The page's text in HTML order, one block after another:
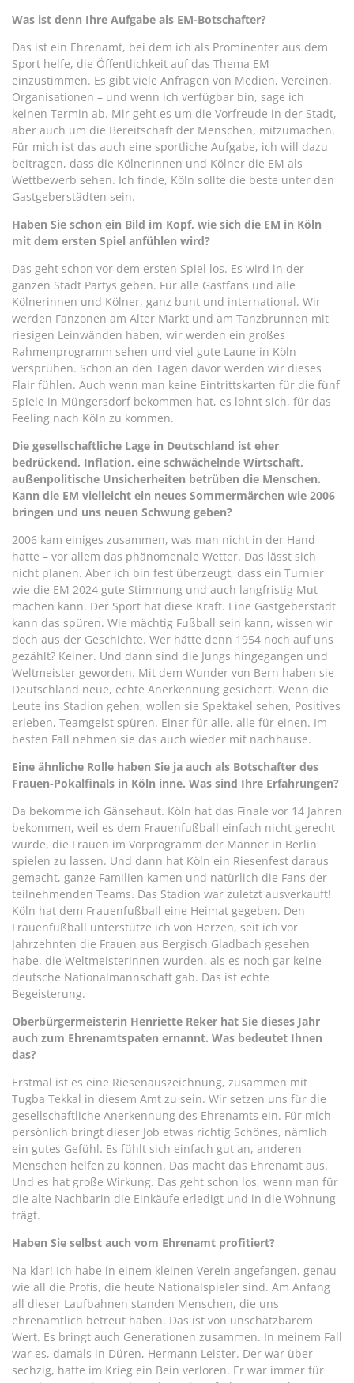
Was ist denn Ihre Aufgabe als EM-Botschafter?
Das ist ein Ehrenamt, bei dem ich als Prominenter aus dem
Sport helfe, die Öffentlichkeit auf das Thema EM
einzustimmen. Es gibt viele Anfragen von Medien, Vereinen,
Organisationen – und wenn ich verfügbar bin, sage ich
keinen Termin ab. Mir geht es um die Vorfreude in der Stadt,
aber auch um die Bereitschaft der Menschen, mitzumachen.
Für mich ist das auch eine sportliche Aufgabe, ich will dazu
beitragen, dass die Kölnerinnen und Kölner die EM als
Wettbewerb sehen. Ich finde, Köln sollte die beste unter den
Gastgeberstädten sein.
Haben Sie schon ein Bild im Kopf, wie sich die EM in Köln
mit dem ersten Spiel anfühlen wird?
Das geht schon vor dem ersten Spiel los. Es wird in der
ganzen Stadt Partys geben. Für alle Gastfans und alle
Kölnerinnen und Kölner, ganz bunt und international. Wir
werden Fanzonen am Alter Markt und am Tanzbrunnen mit
riesigen Leinwänden haben, wir werden ein großes
Rahmenprogramm sehen und viel gute Laune in Köln
versprühen. Schon an den Tagen davor werden wir dieses
Flair fühlen. Auch wenn man keine Eintrittskarten für die fünf
Spiele in Müngersdorf bekommen hat, es lohnt sich, für das
Feeling nach Köln zu kommen.
Die gesellschaftliche Lage in Deutschland ist eher
bedrückend, Inflation, eine schwächelnde Wirtschaft,
außenpolitische Unsicherheiten betrüben die Menschen.
Kann die EM vielleicht ein neues Sommermärchen wie 2006
bringen und uns neuen Schwung geben?
2006 kam einiges zusammen, was man nicht in der Hand
hatte – vor allem das phänomenale Wetter. Das lässt sich
nicht planen. Aber ich bin fest überzeugt, dass ein Turnier
wie die EM 2024 gute Stimmung und auch langfristig Mut
machen kann. Der Sport hat diese Kraft. Eine Gastgeberstadt
kann das spüren. Wie mächtig Fußball sein kann, wissen wir
doch aus der Geschichte. Wer hätte denn 1954 noch auf uns
gezählt? Keiner. Und dann sind die Jungs hingegangen und
Weltmeister geworden. Mit dem Wunder von Bern haben sie
Deutschland neue, echte Anerkennung gesichert. Wenn die
Leute ins Stadion gehen, wollen sie Spektakel sehen, Positives
erleben, Teamgeist spüren. Einer für alle, alle für einen. Im
besten Fall nehmen sie das auch wieder mit nachhause.
Eine ähnliche Rolle haben Sie ja auch als Botschafter des
Frauen-Pokalfinals in Köln inne. Was sind Ihre Erfahrungen?
Da bekomme ich Gänsehaut. Köln hat das Finale vor 14 Jahren
bekommen, weil es dem Frauenfußball einfach nicht gerecht
wurde, die Frauen im Vorprogramm der Männer in Berlin
spielen zu lassen. Und dann hat Köln ein Riesenfest daraus
gemacht, ganze Familien kamen und natürlich die Fans der
teilnehmenden Teams. Das Stadion war zuletzt ausverkauft!
Köln hat dem Frauenfußball eine Heimat gegeben. Den
Frauenfußball unterstütze ich von Herzen, seit ich vor
Jahrzehnten die Frauen aus Bergisch Gladbach gesehen
habe, die Weltmeisterinnen wurden, als es noch gar keine
deutsche Nationalmannschaft gab. Das ist echte
Begeisterung.
Oberbürgermeisterin Henriette Reker hat Sie dieses Jahr
auch zum Ehrenamtspaten ernannt. Was bedeutet Ihnen
das?
Erstmal ist es eine Riesenauszeichnung, zusammen mit
Tugba Tekkal in diesem Amt zu sein. Wir setzen uns für die
gesellschaftliche Anerkennung des Ehrenamts ein. Für mich
persönlich bringt dieser Job etwas richtig Schönes, nämlich
ein gutes Gefühl. Es fühlt sich einfach gut an, anderen
Menschen helfen zu können. Das macht das Ehrenamt aus.
Und es hat große Wirkung. Das geht schon los, wenn man für
die alte Nachbarin die Einkäufe erledigt und in die Wohnung
trägt.
Haben Sie selbst auch vom Ehrenamt profitiert?
Na klar! Ich habe in einem kleinen Verein angefangen, genau
wie all die Profis, die heute Nationalspieler sind. Am Anfang
all dieser Laufbahnen standen Menschen, die uns
ehrenamtlich betreut haben. Das ist von unschätzbarem
Wert. Es bringt auch Generationen zusammen. In meinem Fall
war es, damals in Düren, Hermann Leister. Der war über
sechzig, hatte im Krieg ein Bein verloren. Er war immer für